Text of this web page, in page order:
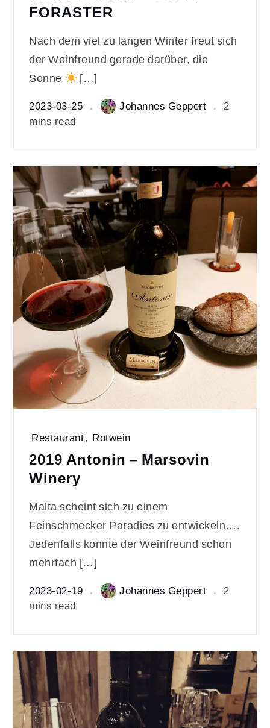
FORASTER
Nach dem viel zu langen Winter freut sich
der Weinfreund gerade darüber, die
Sonne
[…]
2023-03-25 Johannes Geppert
2
mins read
Restaurant, Rotwein
2019 Antonin – Marsovin
Winery
Malta scheint sich zu einem
Feinschmecker Paradies zu entwickeln….
Jedenfalls konnte der Weinfreund schon
mehrfach […]
2023-02-19 Johannes Geppert
2
mins read